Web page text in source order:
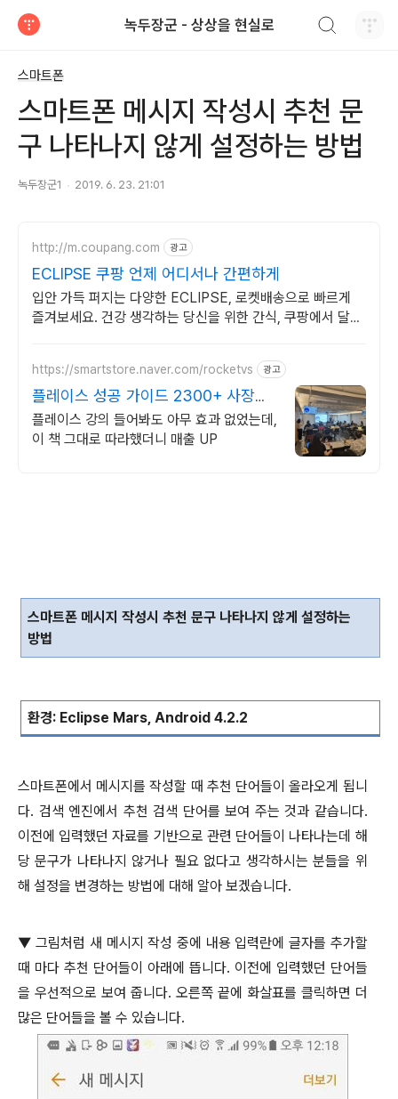
녹두장군 - 상상을 현실로
스마트폰
스마트폰 메시지 작성시 추천 문
구 나타나지 않게 설정하는 방법
녹두장군1 2019. 6. 23. 21:01
http://m.coupang.com 광고
ECLIPSE 쿠팡 언제 어디서나 간편하게
입안 가득 퍼지는 다양한 ECLIPSE, 로켓배송으로 빠르게
즐겨보세요. 건강 생각하는 당신을 위한 간식, 쿠팡에서 달콤
https://smartstore.naver.com/rocketvs 광고
플레이스 성공 가이드 2300+ 사장님
극찬 리뷰
플레이스 강의 들어봐도 아무 효과 없었는데,
이 책 그대로 따라했더니 매출 UP
스마트폰 메시지 작성시 추천 문구 나타나지 않게 설정하는
방법
환경: Eclipse Mars, Android 4.2.2
스마트폰에서 메시지를 작성할 때 추천 단어들이 올라오게 됩니
다. 검색 엔진에서 추천 검색 단어를 보여 주는 것과 같습니다.
이전에 입력했던 자료를 기반으로 관련 단어들이 나타나는데 해
당 문구가 나타나지 않거나 필요 없다고 생각하시는 분들을 위
해 설정을 변경하는 방법에 대해 알아 보겠습니다.
▼ 그림처럼 새 메시지 작성 중에 내용 입력란에 글자를 추가할
때 마다 추천 단어들이 아래에 뜹니다. 이전에 입력했던 단어들
을 우선적으로 보여 줍니다. 오른쪽 끝에 화살표를 클릭하면 더
많은 단어들을 볼 수 있습니다.